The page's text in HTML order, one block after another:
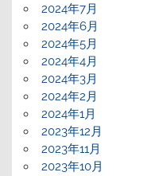
2024年7月
2024年6月
2024年5月
2024年4月
2024年3月
2024年2月
2024年1月
2023年12月
2023年11月
2023年10月